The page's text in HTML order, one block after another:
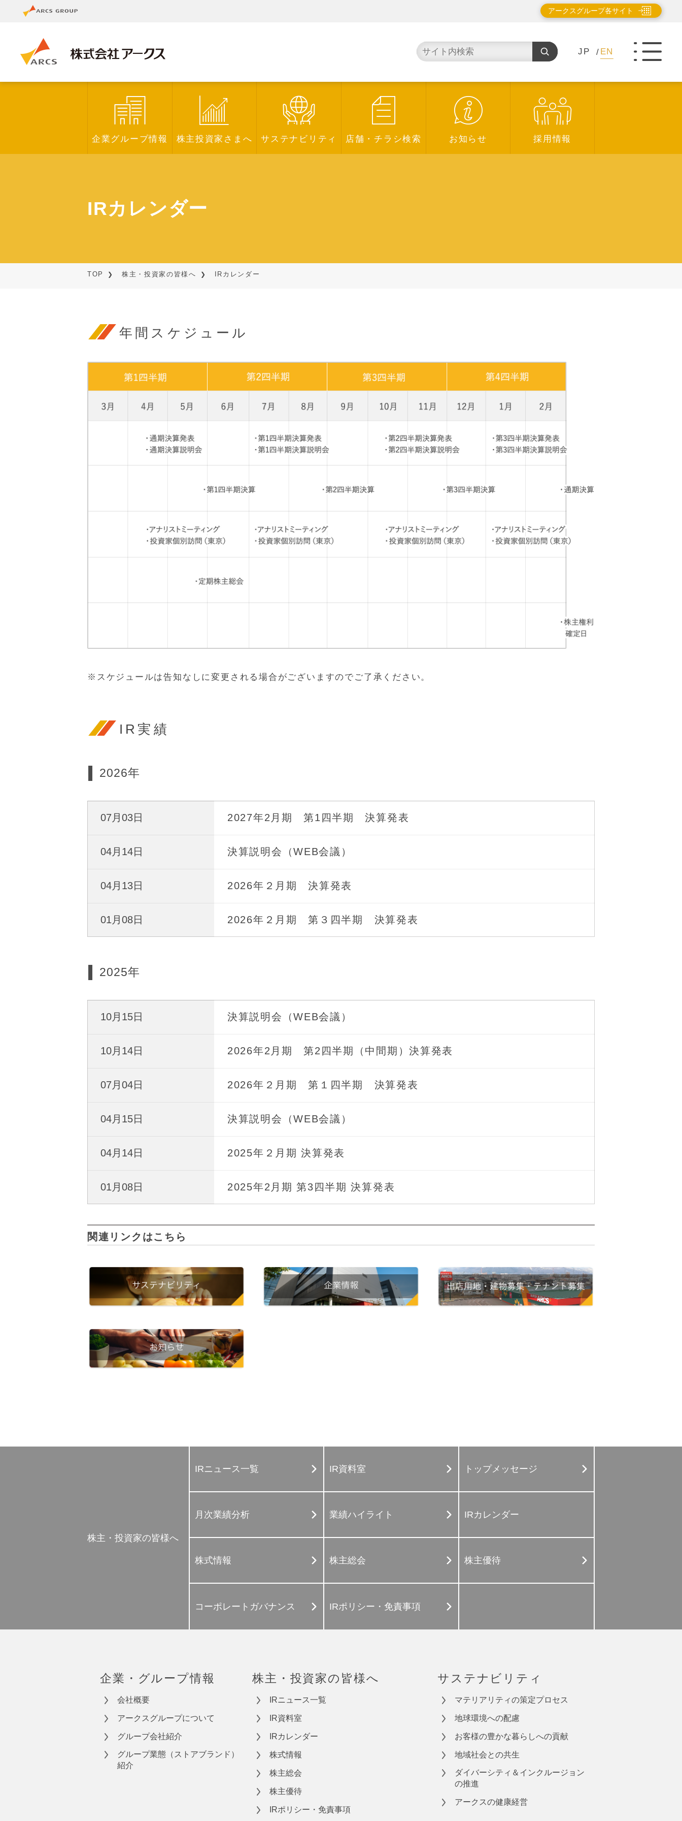
アークスグループ各サイト
JP EN
企業グループ情報 株主投資家さまへ サステナビリティ 店舗・チラシ検索 お知らせ 採用情報
IRカレンダー
TOP 株主・投資家の皆様へ IRカレンダー
年間スケジュール
※スケジュールは告知なしに変更される場合がございますのでご了承ください。
IR実績
2026年
07月03日 2027年2月期 第1四半期 決算発表
04月14日 決算説明会（WEB会議）
04月13日 2026年２月期 決算発表
01月08日 2026年２月期 第３四半期 決算発表
2025年
10月15日 決算説明会（WEB会議）
10月14日 2026年2月期 第2四半期（中間期）決算発表
07月04日 2026年２月期 第１四半期 決算発表
04月15日 決算説明会（WEB会議）
04月14日 2025年２月期 決算発表
01月08日 2025年2月期 第3四半期 決算発表
関連リンクはこちら
株主・投資家の皆様へ
IRニュース一覧 IR資料室 トップメッセージ
月次業績分析 業績ハイライト IRカレンダー
株式情報 株主総会 株主優待
コーポレートガバナンス IRポリシー・免責事項
企業・グループ情報
会社概要
アークスグループについて
グループ会社紹介
グループ業態（ストアブランド）
紹介
株主・投資家の皆様へ
IRニュース一覧
IR資料室
IRカレンダー
株式情報
株主総会
株主優待
IRポリシー・免責事項
サステナビリティ
マテリアリティの策定プロセス
地球環境への配慮
お客様の豊かな暮らしへの貢献
地域社会との共生
ダイバーシティ＆インクルージョン
の推進
アークスの健康経営